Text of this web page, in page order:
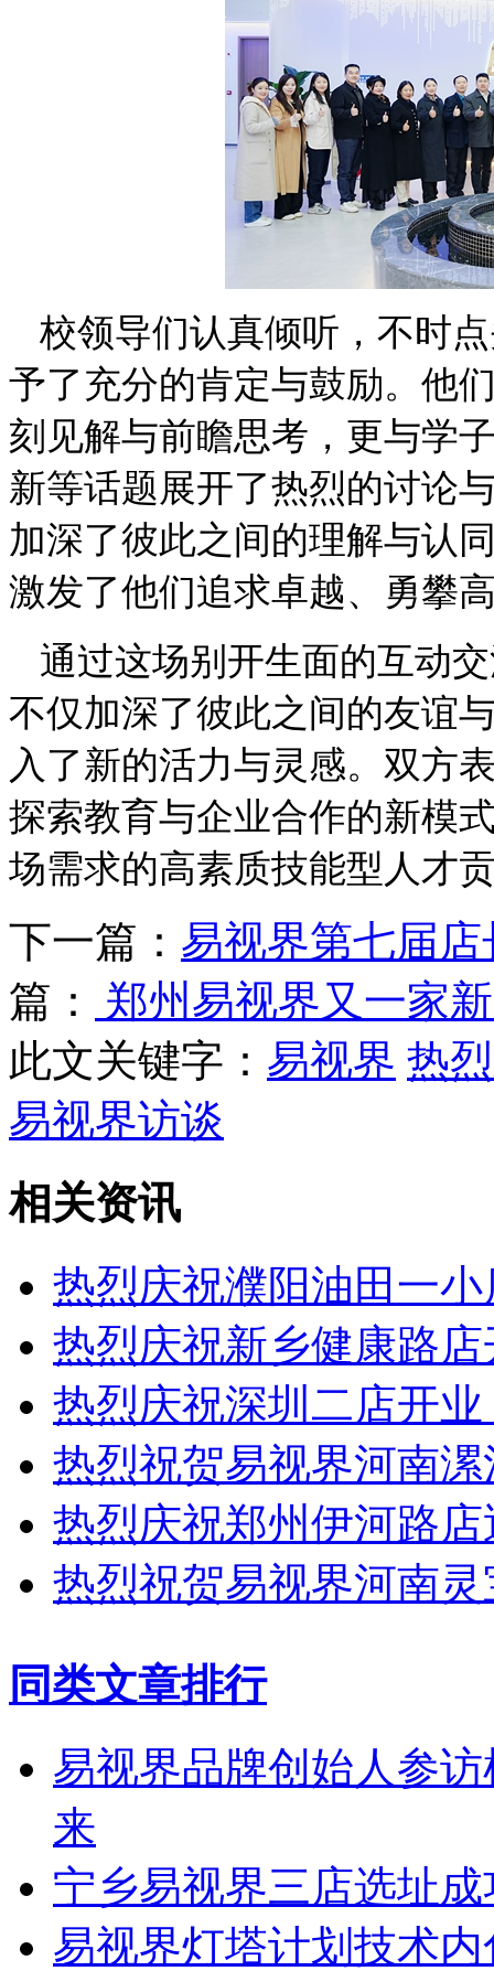
校领导们认真倾听，不时
予了充分的肯定与鼓励。他
刻见解与前瞻思考，更与学
新等话题展开了热烈的讨论
加深了彼此之间的理解与认
激发了他们追求卓越、勇攀
通过这场别开生面的互动
不仅加深了彼此之间的友谊
入了新的活力与灵感。双方
探索教育与企业合作的新模
场需求的高素质技能型人才
下一篇： 易视界第七届
篇：
郑州易视界又一家
此文关键字： 易视界 热
易视界访谈
相关资讯
热烈庆祝濮阳油田一
热烈庆祝新乡健康路
热烈庆祝深圳二店开业
热烈祝贺易视界河南
热烈庆祝郑州伊河路
热烈祝贺易视界河南
同类文章排行
易视界品牌创始人参
来
宁乡易视界三店选址
易视界灯塔计划技术